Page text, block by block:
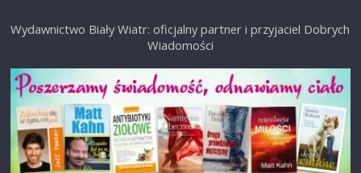
Wydawnictwo Biały Wiatr: oficjalny partner i przyjaciel Dobrych
Wiadomości